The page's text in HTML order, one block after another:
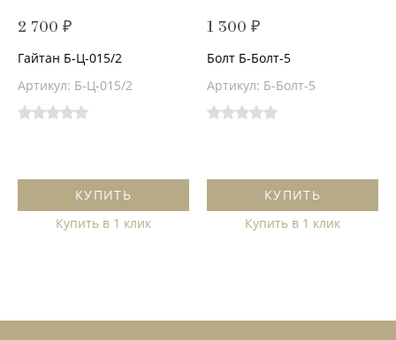
2 700 ₽
Гайтан Б-Ц-015/2
Артикул: Б-Ц-015/2
КУПИТЬ
Купить в 1 клик
1 300 ₽
Болт Б-Болт-5
Артикул: Б-Болт-5
КУПИТЬ
Купить в 1 клик